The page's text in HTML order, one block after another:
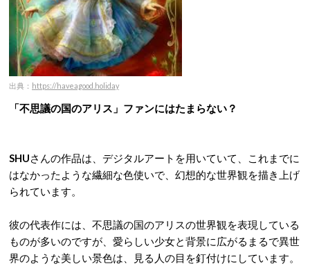
出典： https://haveagood.holiday
「不思議の国のアリス」ファンにはたまらない？
SHUさんの作品は、デジタルアートを用いていて、これまでに
はなかったような繊細な色使いで、幻想的な世界観を描き上げ
られています。
彼の代表作には、不思議の国のアリスの世界観を表現している
ものが多いのですが、愛らしい少女と背景に広がるまるで異世
界のような美しい景色は、見る人の目を釘付けにしています。